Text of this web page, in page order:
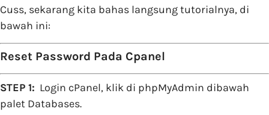
Cuss, sekarang kita bahas langsung tutorialnya, di
bawah ini:
Reset Password Pada Cpanel
STEP 1: Login cPanel, klik di phpMyAdmin dibawah
palet Databases.